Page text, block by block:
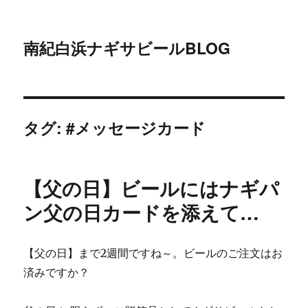
南紀白浜ナギサビールBLOG
タグ:#メッセージカード
【父の日】ビールにはナギパ
ン父の日カードを添えて…
【父の日】まで2週間ですね～。ビールのご注文はお
済みですか？